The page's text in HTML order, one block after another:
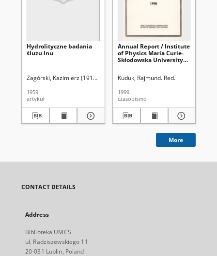
Hydrolityczne badania
śluzu lnu
Zagórski, Kazimierz (1910-1989). Hubicki, Włodzimierz (1914-1977).
1959
artykuł
Annual Report / Institute
of Physics Maria Curie-
Skłodowska University
Kuduk, Rajmund. Red.
1999
czasopismo
More
CONTACT DETAILS
Address
Biblioteka UMCS
ul. Radziszewskiego 11
20-031 Lublin, Poland